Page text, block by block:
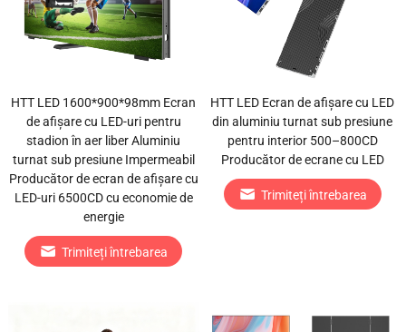
HTT LED 1600*900*98mm Ecran
de afișare cu LED-uri pentru
stadion în aer liber Aluminiu
turnat sub presiune Impermeabil
Producător de ecran de afișare cu
LED-uri 6500CD cu economie de
energie
Trimiteți întrebarea
HTT LED Ecran de afișare cu LED
din aluminiu turnat sub presiune
pentru interior 500–800CD
Producător de ecrane cu LED
Trimiteți întrebarea